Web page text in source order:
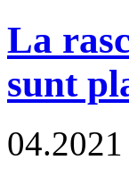
La
sunt
04.2021